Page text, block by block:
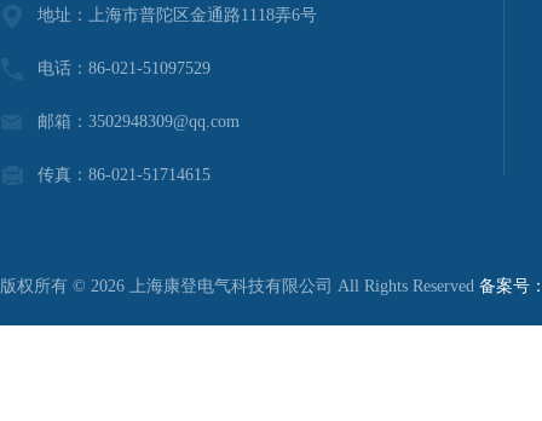
地址：上海市普陀区金通路1118弄6号
电话：86-021-51097529
邮箱：3502948309@qq.com
传真：86-021-51714615
版权所有 © 2026 上海康登电气科技有限公司 All Rights Reserved 备案号